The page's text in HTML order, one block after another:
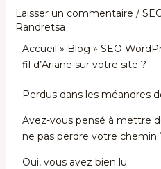
Laisser un commentaire /
Randretsa
Accueil » Blog » SEO
fil d’Ariane sur votre site ?
Perdus dans les méandres
Avez-vous pensé à mettre
ne pas perdre votre chemin
Oui, vous avez bien lu.